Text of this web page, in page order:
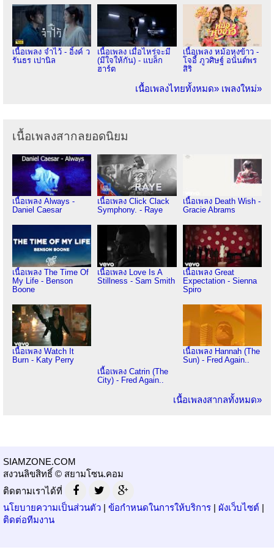
เนื้อเพลง จำไว้ - อิ้งค์ ว
รันธร เปานิล
เนื้อเพลง เมื่อไหร่จะมี
(มีใจให้กัน) - แบล็ก
ฮาร์ต
เนื้อเพลง หม้อหุงข้าว -
โจอี้ ภูวศิษฐ์ อนันต์พร
สิริ
เนื้อเพลงไทยทั้งหมด» เพลงใหม่»
เนื้อเพลงสากลยอดนิยม
เนื้อเพลง Always -
Daniel Caesar
เนื้อเพลง Click Clack
Symphony. - Raye
เนื้อเพลง Death Wish -
Gracie Abrams
เนื้อเพลง The Time Of
My Life - Benson
Boone
เนื้อเพลง Love Is A
Stillness - Sam Smith
เนื้อเพลง Great
Expectation - Sienna
Spiro
เนื้อเพลง Watch It
Burn - Katy Perry
เนื้อเพลง Catrin (The
City) - Fred Again..
เนื้อเพลง Hannah (The
Sun) - Fred Again..
เนื้อเพลงสากลทั้งหมด»
SIAMZONE.COM
สงวนลิขสิทธิ์ © สยามโซน.คอม
ติดตามเราได้ที่
นโยบายความเป็นส่วนตัว | ข้อกำหนดในการให้บริการ | ผังเว็บไซต์ |
ติดต่อทีมงาน